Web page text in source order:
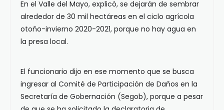
En el Valle del Mayo, explicó, se dejarán de sembrar
alrededor de 30 mil hectáreas en el ciclo agrícola
otoño-invierno 2020-2021, porque no hay agua en
la presa local.
El funcionario dijo en ese momento que se busca
ingresar al Comité de Participación de Daños en la
Secretaría de Gobernación (Segob), porque a pesar